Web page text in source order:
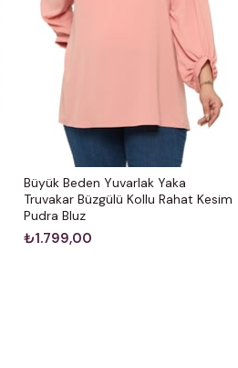
Büyük Beden Yuvarlak Yaka
Truvakar Büzgülü Kollu Rahat Kesim
Pudra Bluz
₺1.799,00